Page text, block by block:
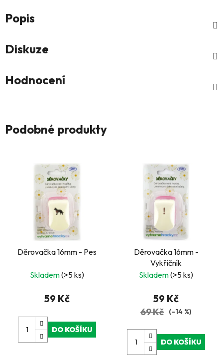
Popis
Diskuze
Hodnocení
Podobné produkty
Děrovačka 16mm - Pes
Skladem(>5 ks)
59 Kč
DO KOŠÍKU
Děrovačka 16mm -
Vykřičník
Skladem(>5 ks)
59 Kč
69 Kč (–14 %)
DO KOŠÍKU